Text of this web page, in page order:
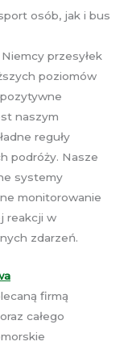
osób, jak i bus
przesyłek
poziomów
naszym
reguły
podróży. Nasze
systemy
monitorowanie
reakcji w
zdarzeń.
firmą
całego